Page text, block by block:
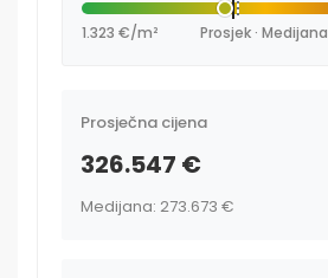
1.323 €/m² Prosjek · Medijana
Prosječna cijena
326.547 €
Medijana: 273.673 €